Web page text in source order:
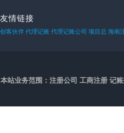
友情链接
创客伙伴代理记账 代理记账公司 项目总 海南
本站业务范围：注册公司 工商注册 记